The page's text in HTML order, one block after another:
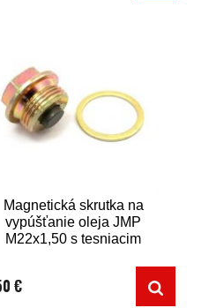
Magnetická skrutka na
vypúšťanie oleja JMP
M22x1,50 s tesniacim
€